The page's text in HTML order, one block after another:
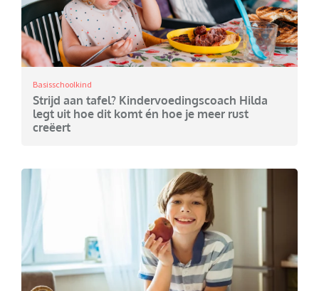
Basisschoolkind
Strijd aan tafel? Kindervoedingscoach Hilda
legt uit hoe dit komt én hoe je meer rust
creëert